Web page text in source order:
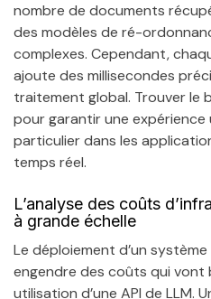
nombre de documents
des modèles de ré-
complexes. Cependant,
ajoute des millisecondes
traitement global. Trouver le
pour garantir une
particulier dans les
temps réel.
L’analyse des coûts
à grande échelle
Le déploiement d’un
engendre des coûts qui vont
utilisation d’une API de LLM.